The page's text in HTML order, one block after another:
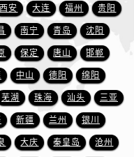
安徽省阜阳市颍州区颍州北路万宝龙售后服务中心（需提前预约）
安徽省淮北市相山区淮海路万宝龙售后服务中心（需提前预约）
安徽省淮南市田家庵区国庆中路万宝龙售后服务中心（需提前预约）
安徽省黄山市屯溪区黄山西路万宝龙售后服务中心（需提前预约）
安徽省六安市金安区解放中路万宝龙售后服务中心（需提前预约）
安徽省马鞍山市雨山区湖南西路万宝龙售后服务中心（需提前预约）
安徽省宿州市埇桥区人民中路万宝龙售后服务中心（需提前预约）
安徽省铜陵市铜官区石城大道万宝龙售后服务中心（需提前预约）
西安 大连 福州 贵阳
南宁 青岛 沈阳
保定 唐山 邯郸
中山 德阳 绵阳
芜湖 珠海 汕头 三亚
新疆 兰州 银川
大庆 秦皇岛 沧州